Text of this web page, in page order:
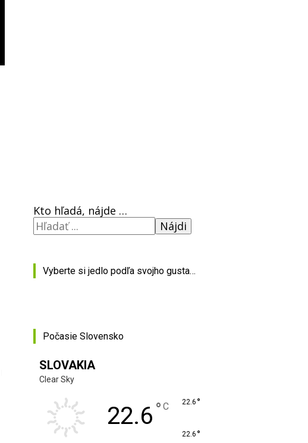
Kto hľadá, nájde …
Nájdi
Vyberte si jedlo podľa svojho gusta…
Počasie Slovensko
SLOVAKIA
Clear Sky
22.6 ° C 22.6 °
22.6 °